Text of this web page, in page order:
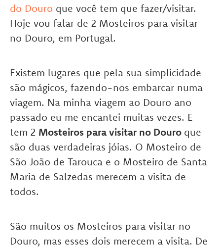
do Douro que você tem que fazer/visitar.
Hoje vou falar de 2 Mosteiros para visitar
no Douro, em Portugal.
Existem lugares que pela sua simplicidade
são mágicos, fazendo-nos embarcar numa
viagem. Na minha viagem ao Douro ano
passado eu me encantei muitas vezes. E
tem 2 Mosteiros para visitar no Douro que
são duas verdadeiras jóias. O Mosteiro de
São João de Tarouca e o Mosteiro de Santa
Maria de Salzedas merecem a visita de
todos.
São muitos os Mosteiros para visitar no
Douro, mas esses dois merecem a visita. De